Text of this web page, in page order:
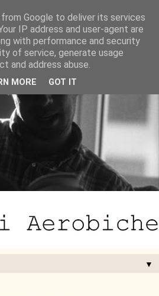
▼
Google to deliver its services
IP address and user-agent are
with performance and security
of service, generate usage
and address abuse.
MORE GOT IT